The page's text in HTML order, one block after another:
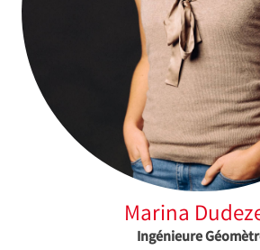
Marina
Ingénieure